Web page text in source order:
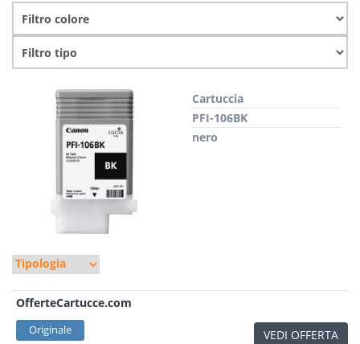
Cartuccia
PFI-106BK
nero
OfferteCartucce.com
Originale VEDI OFFERTA